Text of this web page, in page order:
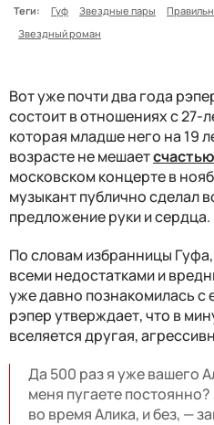
Теги:
Гуф Звездные пары
Звездный роман
Вот уже почти два года
состоит в отношениях с 27-
которая младше него на 19
возрасте не мешает
московском концерте в
музыкант публично сделал
предложение руки и сердца.
По словам избранницы
всеми недостатками и
уже давно познакомилась с
рэпер утверждает, что в
вселяется другая,
Да 500 раз я уже вашего
меня пугаете
во время Алика, и без, —